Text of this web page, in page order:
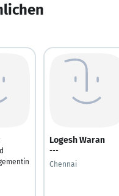
Logesh Waran
---
Chennai